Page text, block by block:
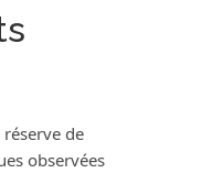
de
observées